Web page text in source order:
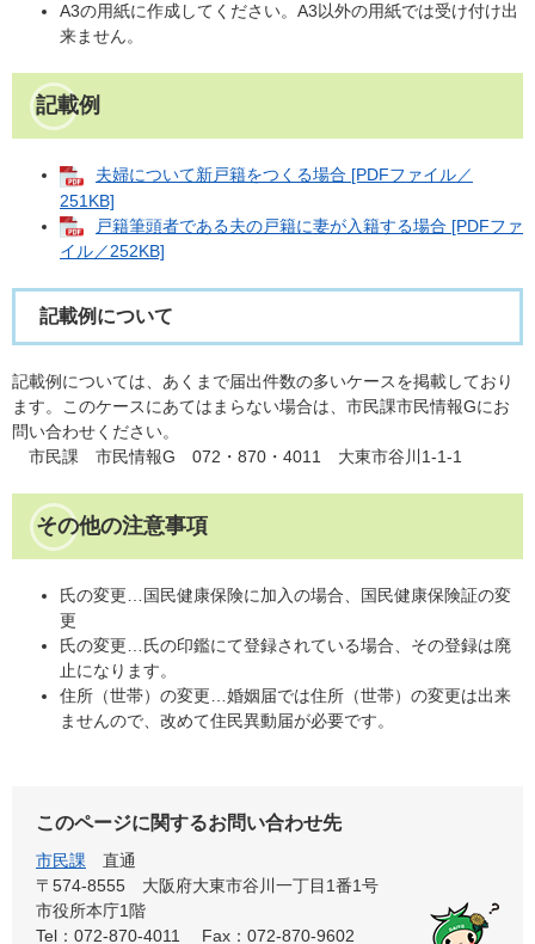
A3の用紙に作成してください。A3以外の用紙では受け付け出
来ません。
記載例
夫婦について新戸籍をつくる場合 [PDFファイル／
251KB]
戸籍筆頭者である夫の戸籍に妻が入籍する場合 [PDFファ
イル／252KB]
記載例について
記載例については、あくまで届出件数の多いケースを掲載しており
ます。このケースにあてはまらない場合は、市民課市民情報Gにお
問い合わせください。
市民課 市民情報G 072・870・4011 大東市谷川1-1-1
その他の注意事項
氏の変更…国民健康保険に加入の場合、国民健康保険証の変
更
氏の変更…氏の印鑑にて登録されている場合、その登録は廃
止になります。
住所（世帯）の変更…婚姻届では住所（世帯）の変更は出来
ませんので、改めて住民異動届が必要です。
このページに関するお問い合わせ先
市民課
直通
〒574-8555 大阪府大東市谷川一丁目1番1号
市役所本庁1階
Tel：072-870-4011
Fax：072-870-9602